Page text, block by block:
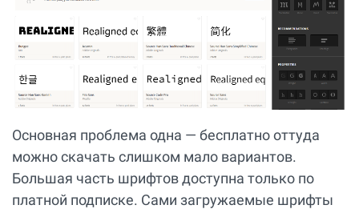
Основная проблема одна — бесплатно оттуда
можно скачать слишком мало вариантов.
Большая часть шрифтов доступна только по
платной подписке. Сами загружаемые шрифты